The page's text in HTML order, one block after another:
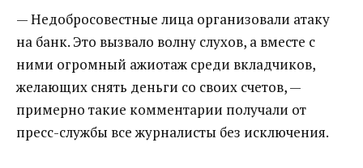
— Недобросовестные лица организовали атаку
на банк. Это вызвало волну слухов, а вместе с
ними огромный ажиотаж среди вкладчиков,
желающих снять деньги со своих счетов, —
примерно такие комментарии получали от
пресс-службы все журналисты без исключения.